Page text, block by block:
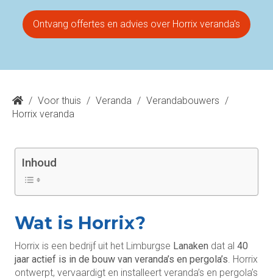
Ontvang offertes en advies over Horrix veranda's
/ Voor thuis / Veranda / Verandabouwers /
Horrix veranda
Inhoud
Wat is Horrix?
Horrix is een bedrijf uit het Limburgse Lanaken dat al 40
jaar actief is in de bouw van veranda’s en pergola’s . Horrix
ontwerpt, vervaardigt en installeert veranda’s en pergola’s